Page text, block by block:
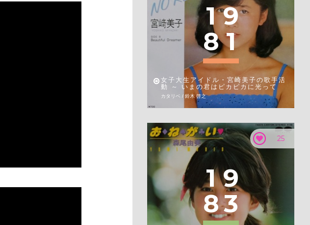
1 9
8 1
女子大生アイドル・宮崎美子の歌手活
動 ～ いまの君はピカピカに光って
カタリベ / 鈴木 啓之
25
1 9
83